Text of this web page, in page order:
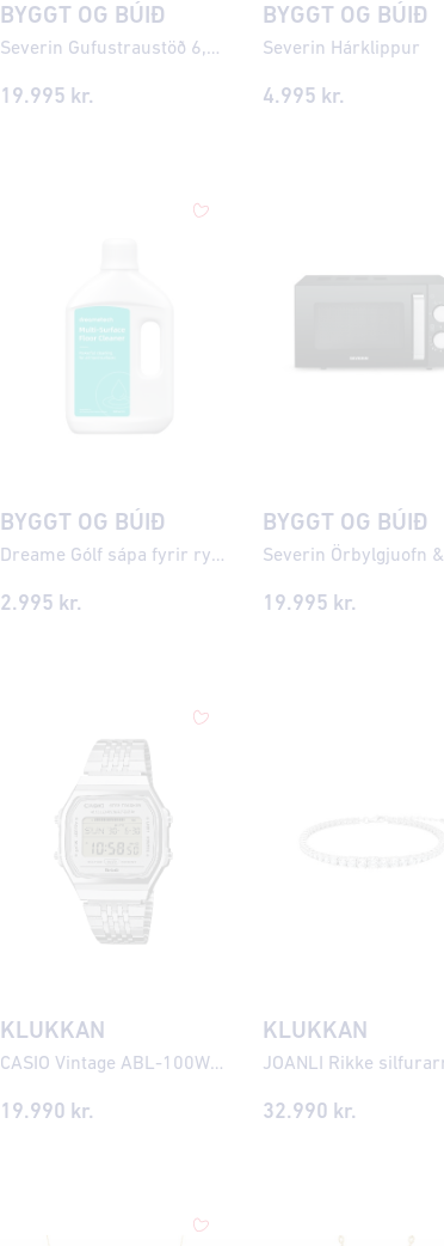
BYGGT OG BÚIÐ
Severin Gufustraustöð 6,5 bar
19.995 kr.
BYGGT OG BÚIÐ
Severin Hárklippur
4.995 kr.
BYGGT OG BÚIÐ
Dreame Gólf sápa fyrir ryksuguvélmenni 1L
2.995 kr.
BYGGT OG BÚIÐ
19.995 kr.
KLUKKAN
CASIO Vintage ABL-100WE-7AEF Snjallúr
19.990 kr.
KLUKKAN
32.990 kr.